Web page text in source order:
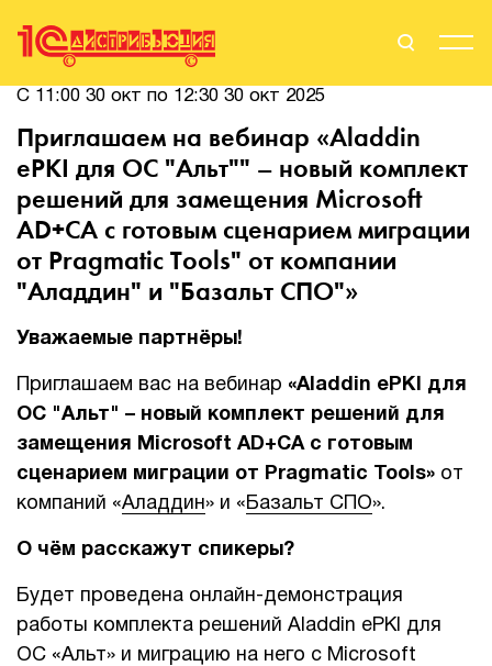
Стать Партнером
О нас
Вендоры
Партнерам
Сервисы для партнеров
С 11:00 30 окт по 12:30 30 окт 2025
Приглашаем на вебинар «Aladdin
ePKI для ОС "Альт"" – новый комплект
решений для замещения Microsoft
AD+CA с готовым сценарием миграции
от Pragmatic Tools" от компании
"Аладдин" и "Базальт СПО"»
Уважаемые партнёры!
Приглашаем вас на вебинар «Aladdin ePKI для
ОС "Альт" – новый комплект решений для
замещения Microsoft AD+CA с готовым
сценарием миграции от Pragmatic Tools» от
компаний «Аладдин» и «Базальт СПО».
О чём расскажут спикеры?
Будет проведена онлайн-демонстрация
работы комплекта решений Aladdin ePKI для
ОС «Альт» и миграцию на него с Microsoft